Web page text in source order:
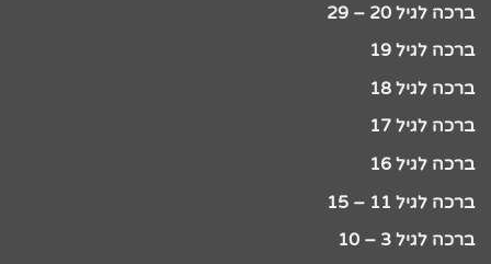
ברכה לגיל 20 – 29
ברכה לגיל 19
ברכה לגיל 18
ברכה לגיל 17
ברכה לגיל 16
ברכה לגיל 11 – 15
ברכה לגיל 3 – 10